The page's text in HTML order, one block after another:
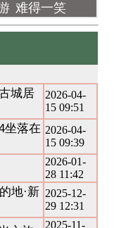
难得一笑
城居
2026-04-
15 09:51
坐落在 2026-04-
15 09:39
2026-01-
28 11:42
地·新 2025-12-
29 12:31
2025-11-